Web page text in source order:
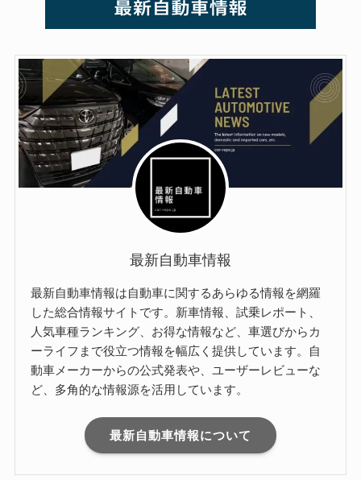
最新自動車情報
最新自動車情報は自動車に関するあらゆる情報を網羅
した総合情報サイトです。新車情報、試乗レポート、
人気車種ランキング、お得な情報など、車選びからカ
ーライフまで役立つ情報を幅広く提供しています。自
動車メーカーからの公式発表や、ユーザーレビューな
ど、多角的な情報源を活用しています。
最新自動車情報について